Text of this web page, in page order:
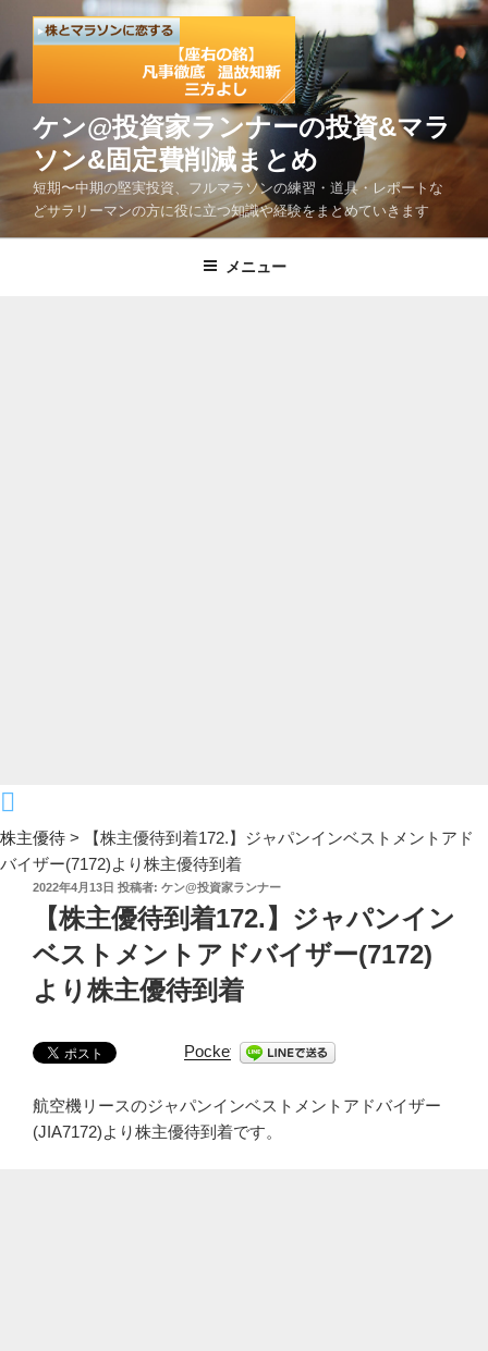
テ
ン
ス
キ
ケン@投資家ランナーの投資&マラ
ソン&固定費削減まとめ
短期〜中期の堅実投資、フルマラソンの練習・道具・レポートな
どサラリーマンの方に役に立つ知識や経験をまとめていきます
メニュー
株主優待 >
【株主優待到着172.】ジャパンインベストメントアド
バイザー(7172)より株主優待到着
投
2022年4月13日 投稿者: ケン@投資家ランナー
【株主優待到着172.】ジャパンイン
ベストメントアドバイザー(7172)
より株主優待到着
Pocket
航空機リースのジャパンインベストメントアドバイザー
(JIA7172)より株主優待到着です。